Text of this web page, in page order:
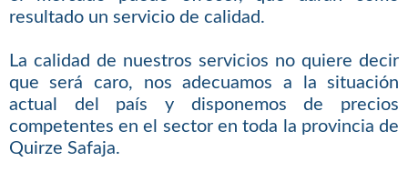
resultado un servicio de calidad.
La calidad de nuestros servicios no quiere decir
que será caro, nos adecuamos a la situación
actual del país y disponemos de precios
competentes en el sector en toda la provincia de
Quirze Safaja.